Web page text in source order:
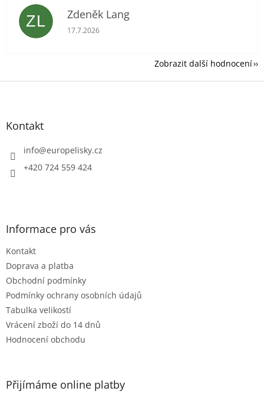
ZL Zdeněk Lang
Hodnocení obchodu je 5 z 5 hvězdiček.
17.7.2026
Zobrazit další hodnocení
Z
Kontakt
info@europelisky.cz
+420 724 559 424
Informace pro vás
Kontakt
Doprava a platba
Obchodní podmínky
Podmínky ochrany osobních údajů
Tabulka velikostí
Vrácení zboží do 14 dnů
Hodnocení obchodu
Přijímáme online platby